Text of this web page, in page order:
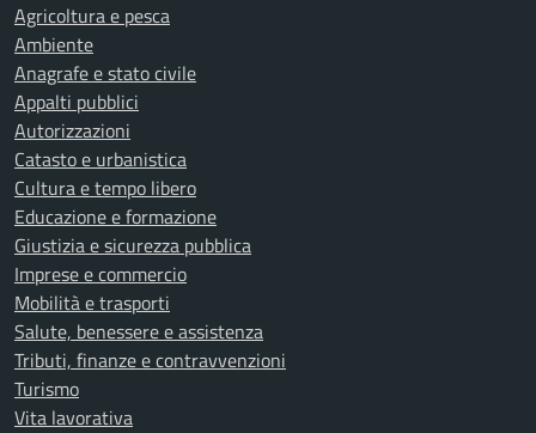
Agricoltura e pesca
Ambiente
Anagrafe e stato civile
Appalti pubblici
Autorizzazioni
Catasto e urbanistica
Cultura e tempo libero
Educazione e formazione
Giustizia e sicurezza pubblica
Imprese e commercio
Mobilità e trasporti
Salute, benessere e assistenza
Tributi, finanze e contravvenzioni
Turismo
Vita lavorativa